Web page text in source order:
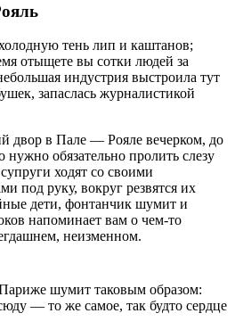
тень лип и каштанов;
отыщете вы сотки людей за
индустрия выстроила тут
запаслась журналистикой
двор в Пале — Рояле вечерком, до
нужно обязательно пролить слезу
ходят со своими
под руку, вокруг резвятся их
дети, фонтанчик шумит и
напоминает вам о чем-то
неизменном.
шумит таковым образом:
— то же самое, так будто сердце